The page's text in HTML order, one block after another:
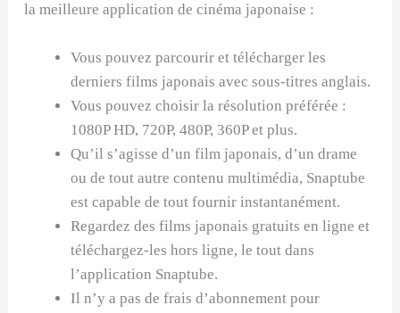
la meilleure application de cinéma japonaise :
Vous pouvez parcourir et télécharger les
derniers films japonais avec sous-titres anglais.
Vous pouvez choisir la résolution préférée :
1080P HD, 720P, 480P, 360P et plus.
Qu’il s’agisse d’un film japonais, d’un drame
ou de tout autre contenu multimédia, Snaptube
est capable de tout fournir instantanément.
Regardez des films japonais gratuits en ligne et
téléchargez-les hors ligne, le tout dans
l’application Snaptube.
Il n’y a pas de frais d’abonnement pour